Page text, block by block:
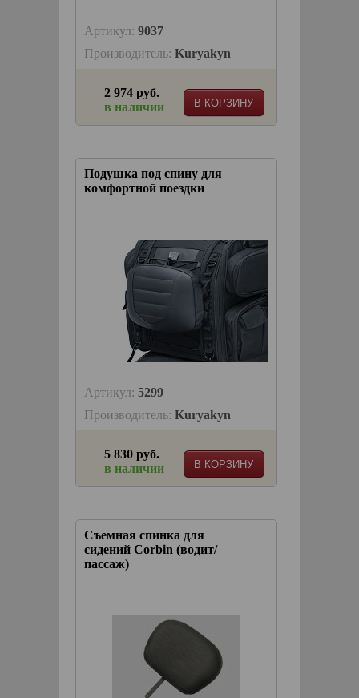
Артикул: 9037
Производитель: Kuryakyn
В КОРЗИНУ
2 974 руб.
в наличии
Подушка под спину для
комфортной поездки
Артикул: 5299
Производитель: Kuryakyn
В КОРЗИНУ
5 830 руб.
в наличии
Съемная спинка для
сидений Corbin (водит/
пассаж)